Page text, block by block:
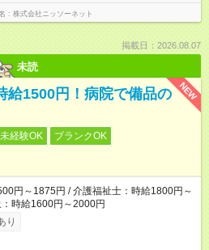
株式会社ニッソーネット
掲載日：2026.08.07
未読
NEW
給1500円！病院で備品の
経験OK
ブランクOK
円～1875円 / 介護福祉士：時給1800円～
時給1600円～2000円
り